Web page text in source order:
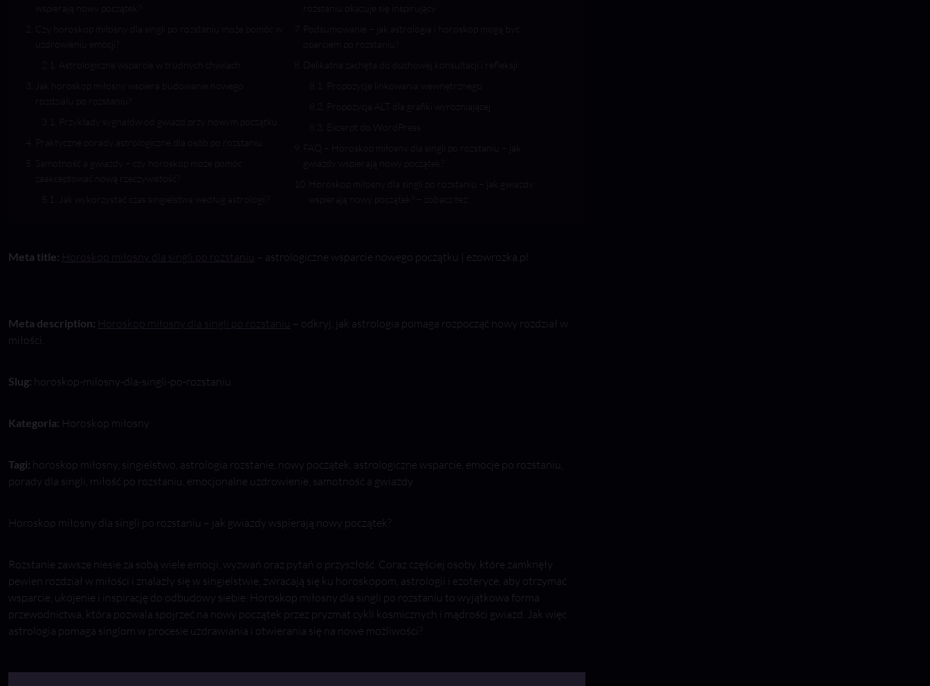
Meta title: Horoskop miłosny dla singli po rozstaniu – astrologiczne wsparcie nowego początku | ezowrozka.pl
Meta description: Horoskop miłosny dla singli po rozstaniu – odkryj, jak astrologia pomaga rozpocząć nowy rozdział w
miłości.
Slug: horoskop-milosny-dla-singli-po-rozstaniu
Kategoria: Horoskop miłosny
Tagi: horoskop miłosny, singielstwo, astrologia rozstanie, nowy początek, astrologiczne wsparcie, emocje po rozstaniu,
porady dla singli, miłość po rozstaniu, emocjonalne uzdrowienie, samotność a gwiazdy
Horoskop miłosny dla singli po rozstaniu – jak gwiazdy wspierają nowy początek?
Rozstanie zawsze niesie za sobą wiele emocji, wyzwań oraz pytań o przyszłość. Coraz częściej osoby, które zamknęły
pewien rozdział w miłości i znalazły się w singielstwie, zwracają się ku horoskopom, astrologii i ezoteryce, aby otrzymać
wsparcie, ukojenie i inspirację do odbudowy siebie. Horoskop miłosny dla singli po rozstaniu to wyjątkowa forma
przewodnictwa, która pozwala spojrzeć na nowy początek przez pryzmat cykli kosmicznych i mądrości gwiazd. Jak więc
astrologia pomaga singlom w procesie uzdrawiania i otwierania się na nowe możliwości?